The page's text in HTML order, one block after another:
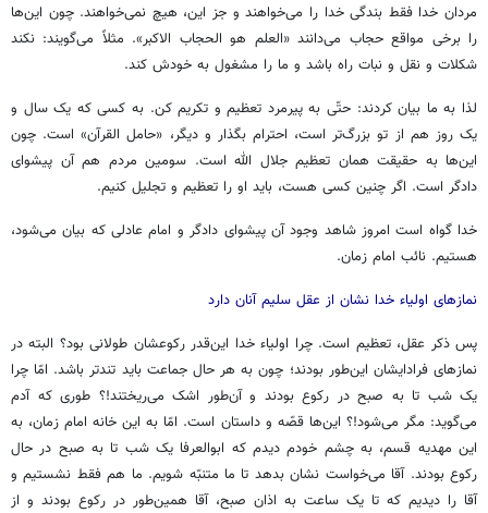
مردان خدا فقط بندگی خدا را می‌خواهند و جز این، هیچ نمی‌خواهند. چون این‌ها
را برخی مواقع حجاب می‌دانند «العلم هو الحجاب الاکبر». مثلاً می‌گویند: نکند
شکلات و نقل و نبات راه باشد و ما را مشغول به خودش کند.
لذا به ما بیان کردند: حتّی به پیرمرد تعظیم و تکریم کن. به کسی که یک سال و
یک روز هم از تو بزرگ‌تر است، احترام بگذار و دیگر، «حامل القرآن» است. چون
این‌ها به حقیقت همان تعظیم جلال الله است. سومین مردم هم آن پیشوای
دادگر است. اگر چنین کسی هست، باید او را تعظیم و تجلیل کنیم.
خدا گواه است امروز شاهد وجود آن پیشوای دادگر و امام عادلی که بیان می‌شود،
هستیم. نائب امام زمان.
نمازهای اولیاء خدا نشان از عقل سلیم آنان دارد
پس ذکر عقل، تعظیم است. چرا اولیاء خدا این‌قدر رکوعشان طولانی بود؟ البته در
نمازهای فرادایشان این‌طور بودند؛ چون به هر حال جماعت باید تندتر باشد. امّا چرا
یک شب تا به صبح در رکوع بودند و آن‌طور اشک می‌ریختند!؟ طوری که آدم
می‌گوید: مگر می‌شود!؟ این‌ها قصّه و داستان است. امّا به این خانه امام زمان، به
این مهدیه قسم، به چشم خودم دیدم که ابوالعرفا یک شب تا به صبح در حال
رکوع بودند. آقا می‌خواست نشان بدهد تا ما متنبّه شویم. ما هم فقط نشستیم و
آقا را دیدیم که تا یک ساعت به اذان صبح، آقا همین‌طور در رکوع بودند و از